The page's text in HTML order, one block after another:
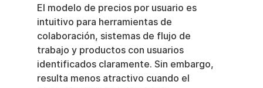
El modelo de precios por usuario es
intuitivo para herramientas de
colaboración, sistemas de flujo de
trabajo y productos con usuarios
identificados claramente. Sin embargo,
resulta menos atractivo cuando el